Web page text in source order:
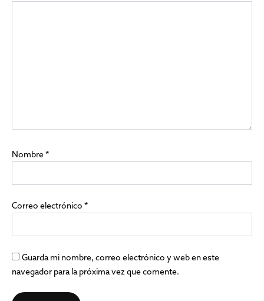
Nombre*
Correo electrónico *
Guarda mi nombre, correo electrónico y web en este
navegador para la próxima vez que comente.